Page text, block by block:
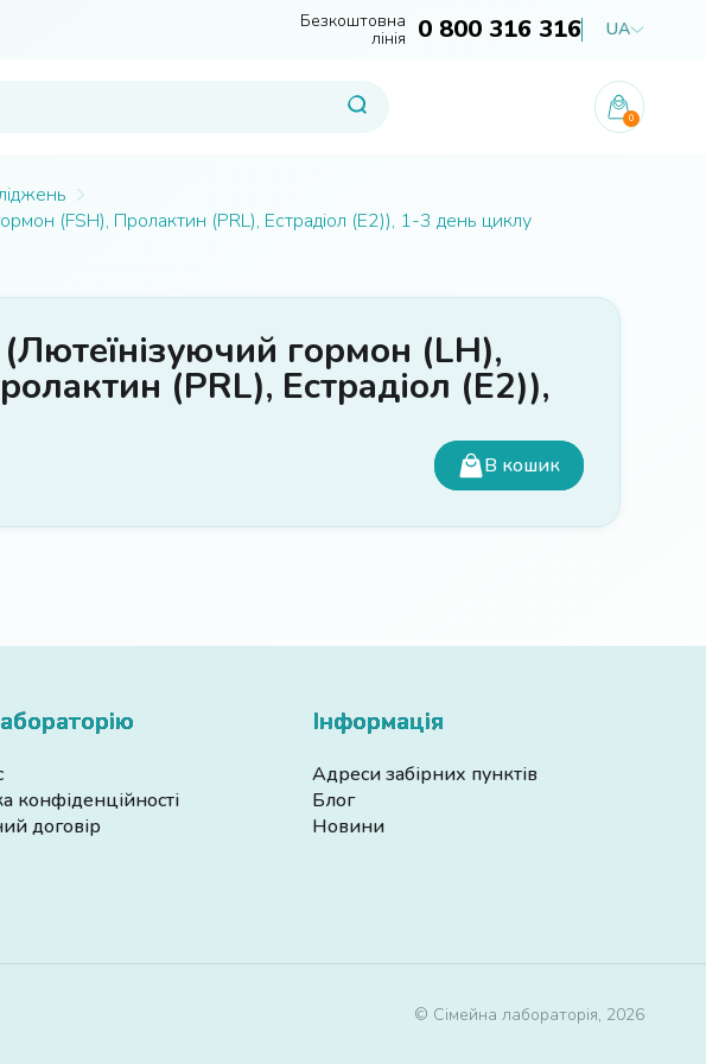
Безкоштовна
лінія 0 800 316 316 UA
0
(FSH), Пролактин (PRL), Естрадіол (Е2)), 1-3 день циклу
гормон (LH),
(PRL), Естрадіол (Е2)),
В кошик
конфіденційності
договір
Інформація
Адреси забірних пунктів
Блог
Новини
© Сімейна лабораторія, 2026